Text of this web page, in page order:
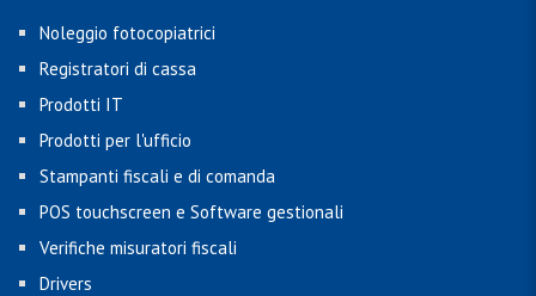
Noleggio fotocopiatrici
Registratori di cassa
Prodotti IT
Prodotti per l'ufficio
Stampanti fiscali e di comanda
POS touchscreen e Software gestionali
Verifiche misuratori fiscali
Drivers